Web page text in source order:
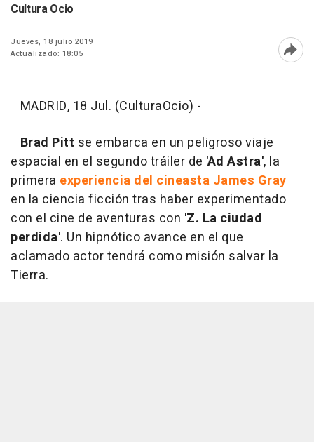
Cultura Ocio
Jueves, 18 julio 2019
Actualizado: 18:05
MADRID, 18 Jul. (CulturaOcio) -
Brad Pitt se embarca en un peligroso viaje
espacial en el segundo tráiler de 'Ad Astra', la
primera experiencia del cineasta James Gray
en la ciencia ficción tras haber experimentado
con el cine de aventuras con 'Z. La ciudad
perdida'. Un hipnótico avance en el que
aclamado actor tendrá como misión salvar la
Tierra.